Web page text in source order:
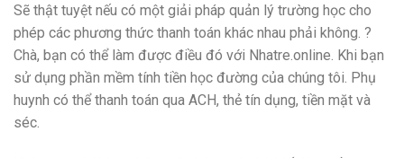
Sẽ thật tuyệt nếu có một giải pháp quản lý trường học cho
phép các phương thức thanh toán khác nhau phải không. ?
Chà, bạn có thể làm được điều đó với Nhatre.online. Khi bạn
sử dụng phần mềm tính tiền học đường của chúng tôi. Phụ
huynh có thể thanh toán qua ACH, thẻ tín dụng, tiền mặt và
séc.